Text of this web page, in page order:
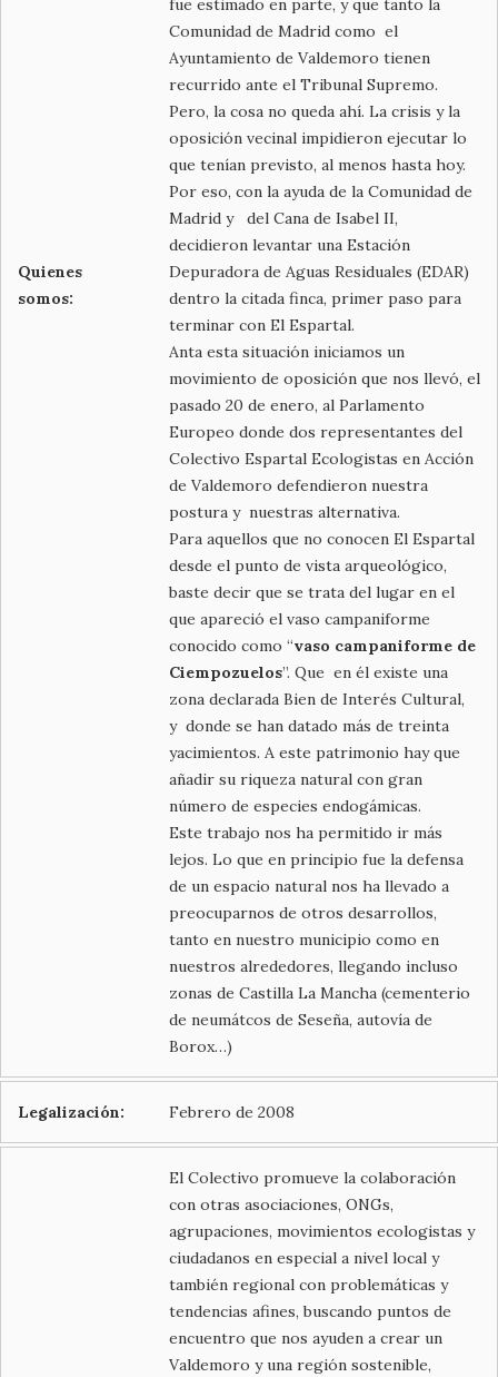
Quienes
somos:
fue estimado en parte, y que tanto la
Comunidad de Madrid como el
Ayuntamiento de Valdemoro tienen
recurrido ante el Tribunal Supremo.
Pero, la cosa no queda ahí. La crisis y la
oposición vecinal impidieron ejecutar lo
que tenían previsto, al menos hasta hoy.
Por eso, con la ayuda de la Comunidad de
Madrid y del Cana de Isabel II,
decidieron levantar una Estación
Depuradora de Aguas Residuales (EDAR)
dentro la citada finca, primer paso para
terminar con El Espartal.
Anta esta situación iniciamos un
movimiento de oposición que nos llevó, el
pasado 20 de enero, al Parlamento
Europeo donde dos representantes del
Colectivo Espartal Ecologistas en Acción
de Valdemoro defendieron nuestra
postura y nuestras alternativa.
Para aquellos que no conocen El Espartal
desde el punto de vista arqueológico,
baste decir que se trata del lugar en el
que apareció el vaso campaniforme
conocido como “vaso campaniforme de
Ciempozuelos”. Que en él existe una
zona declarada Bien de Interés Cultural,
y donde se han datado más de treinta
yacimientos. A este patrimonio hay que
añadir su riqueza natural con gran
número de especies endogámicas.
Este trabajo nos ha permitido ir más
lejos. Lo que en principio fue la defensa
de un espacio natural nos ha llevado a
preocuparnos de otros desarrollos,
tanto en nuestro municipio como en
nuestros alrededores, llegando incluso
zonas de Castilla La Mancha (cementerio
de neumátcos de Seseña, autovía de
Borox…)
Legalización: Febrero de 2008
El Colectivo promueve la colaboración
con otras asociaciones, ONGs,
agrupaciones, movimientos ecologistas y
ciudadanos en especial a nivel local y
también regional con problemáticas y
tendencias afines, buscando puntos de
encuentro que nos ayuden a crear un
Valdemoro y una región sostenible,